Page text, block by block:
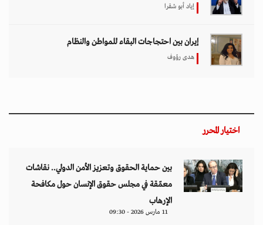
إياد أبو شقرا
إيران بين احتجاجات البقاء للمواطن والنظام
هدى رؤوف
اختيار المحرر
بين حماية الحقوق وتعزيز الأمن الدولي.. نقاشات
معمّقة في مجلس حقوق الإنسان حول مكافحة
الإرهاب
11 مارس 2026 - 09:30